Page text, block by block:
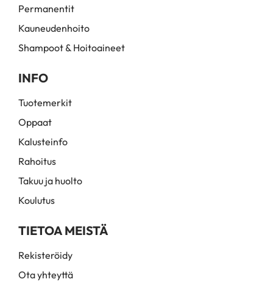
Permanentit
Kauneudenhoito
Shampoot & Hoitoaineet
INFO
Tuotemerkit
Oppaat
Kalusteinfo
Rahoitus
Takuu ja huolto
Koulutus
TIETOA MEISTÄ
Rekisteröidy
Ota yhteyttä